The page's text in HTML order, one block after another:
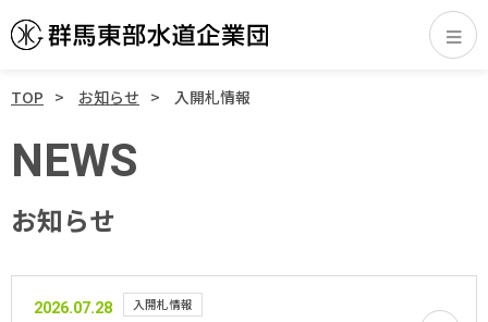
TOP お知らせ 入開札情報
NEWS
お知らせ
2026.07.28 入開札情報